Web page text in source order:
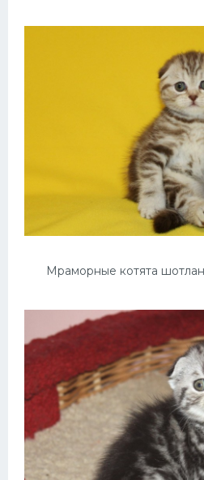
Мраморные котята